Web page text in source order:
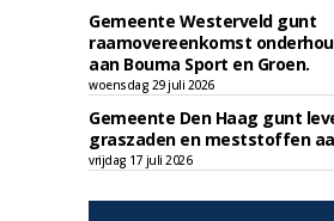
Gemeente Westerveld gunt
raamovereenkomst
aan Bouma Sport en Groen.
woensdag 29 juli 2026
Gemeente Den Haag gunt
graszaden en meststoffen
vrijdag 17 juli 2026